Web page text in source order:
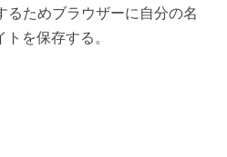
るためブラウザーに自分の名
を保存する。